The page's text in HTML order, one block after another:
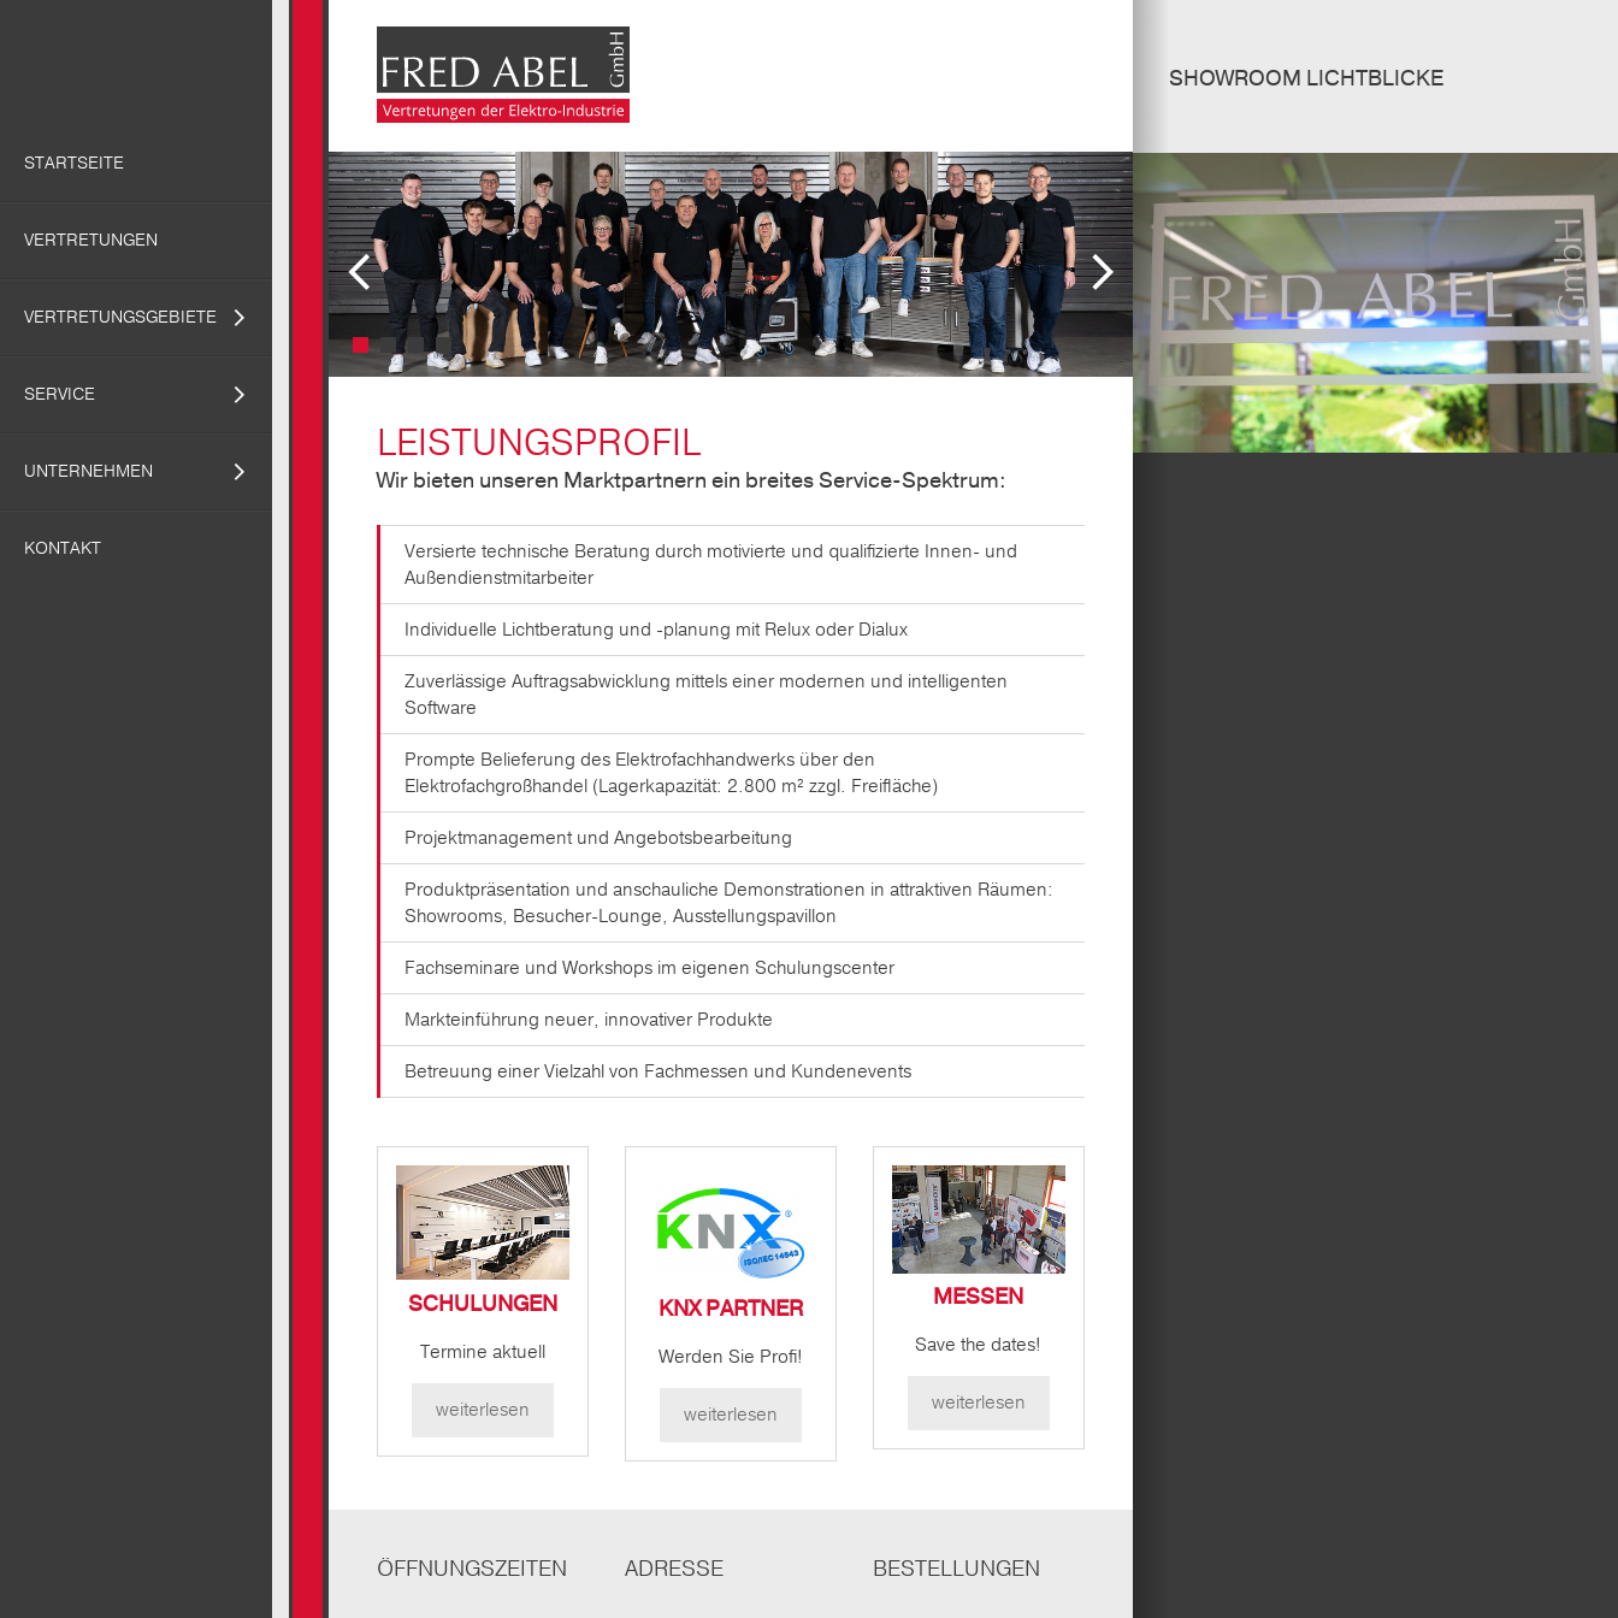
STARTSEITE
VERTRETUNGEN
VERTRETUNGSGEBIETE
SERVICE
UNTERNEHMEN
KONTAKT
Previous
slide
Next
slide
LEISTUNGSPROFIL
Wir bieten unseren Marktpartnern ein breites Service-Spektrum:
Versierte technische Beratung durch motivierte und qualifizierte Innen- und
Außendienstmitarbeiter
Individuelle Lichtberatung und -planung mit Relux oder Dialux
Zuverlässige Auftragsabwicklung mittels einer modernen und intelligenten
Software
Prompte Belieferung des Elektrofachhandwerks über den
Elektrofachgroßhandel (Lagerkapazität: 2.800 m² zzgl. Freifläche)
Projektmanagement und Angebotsbearbeitung
Produktpräsentation und anschauliche Demonstrationen in attraktiven Räumen:
Showrooms, Besucher-Lounge, Ausstellungspavillon
Fachseminare und Workshops im eigenen Schulungscenter
Markteinführung neuer, innovativer Produkte
Betreuung einer Vielzahl von Fachmessen und Kundenevents
SCHULUNGEN
Termine aktuell
weiterlesen
KNX PARTNER
Werden Sie Profi!
weiterlesen
MESSEN
Save the dates!
weiterlesen
ÖFFNUNGSZEITEN ADRESSE BESTELLUNGEN
SHOWROOM LICHTBLICKE